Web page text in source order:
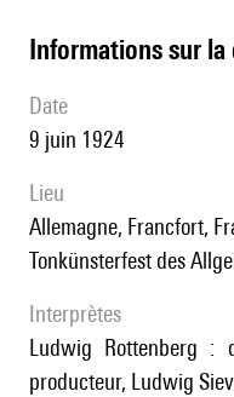
informations sur
date
9 juin 1924
lieu
Allemagne, Francfort, Frankfurter Opernhaus, Deutsches
Tonkünsterfest des
interprètes
Ludwig Rottenberg : direction, Walther Brüggmann :
producteur, Ludwig